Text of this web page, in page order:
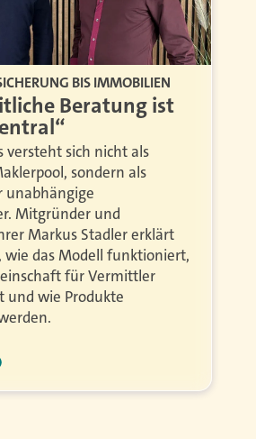
BIS IMMOBILIEN
Beratung ist
versteht sich nicht als
sondern als
Mitgründer und
Markus Stadler erklärt
wie das Modell funktioniert,
für Vermittler
und wie Produkte